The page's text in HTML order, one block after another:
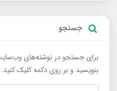
جستجو
برای جستجو در نوشته‌های
بنویسید و بر روی دکمه کلیک کنید.